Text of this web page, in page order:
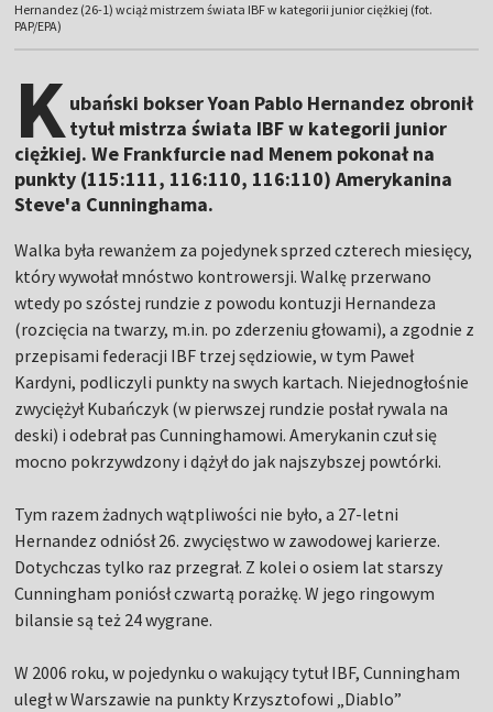
Hernandez (26-1) wciąż mistrzem świata IBF w kategorii junior ciężkiej (fot.
PAP/EPA)
Kubański bokser Yoan Pablo Hernandez obronił
tytuł mistrza świata IBF w kategorii junior
ciężkiej. We Frankfurcie nad Menem pokonał na
punkty (115:111, 116:110, 116:110) Amerykanina
Steve'a Cunninghama.
Walka była rewanżem za pojedynek sprzed czterech miesięcy,
który wywołał mnóstwo kontrowersji. Walkę przerwano
wtedy po szóstej rundzie z powodu kontuzji Hernandeza
(rozcięcia na twarzy, m.in. po zderzeniu głowami), a zgodnie z
przepisami federacji IBF trzej sędziowie, w tym Paweł
Kardyni, podliczyli punkty na swych kartach. Niejednogłośnie
zwyciężył Kubańczyk (w pierwszej rundzie posłał rywala na
deski) i odebrał pas Cunninghamowi. Amerykanin czuł się
mocno pokrzywdzony i dążył do jak najszybszej powtórki.
Tym razem żadnych wątpliwości nie było, a 27-letni
Hernandez odniósł 26. zwycięstwo w zawodowej karierze.
Dotychczas tylko raz przegrał. Z kolei o osiem lat starszy
Cunningham poniósł czwartą porażkę. W jego ringowym
bilansie są też 24 wygrane.
W 2006 roku, w pojedynku o wakujący tytuł IBF, Cunningham
uległ w Warszawie na punkty Krzysztofowi „Diablo”